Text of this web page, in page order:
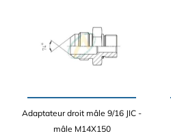
Adaptateur droit mâle 9/16 JIC -
mâle M14X150